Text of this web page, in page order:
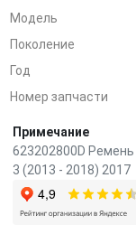
Модель
Поколение
Год
Номер запчасти
Примечание
623202800D Ремень
3 (2013 - 2018) 2017